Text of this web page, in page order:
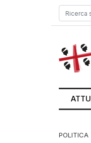
POLITICA